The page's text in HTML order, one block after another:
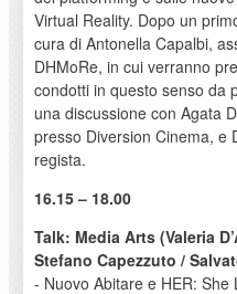
Virtual Reality. Dopo un
cura di Antonella Capalbi,
DHMoRe, in cui verranno
condotti in questo senso da
una discussione con Agata
presso Diversion Cinema, e
regista.
16.15 – 18.00
Talk: Media Arts (Valeria
Stefano Capezzuto /
- Nuovo Abitare e HER: